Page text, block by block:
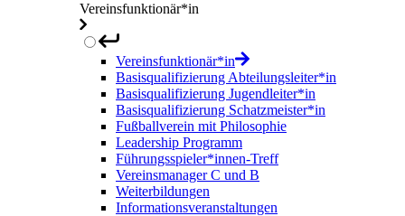
Vereinsfunktionär*in
Vereinsfunktionär*in
Basisqualifizierung Abteilungsleiter*in
Basisqualifizierung Jugendleiter*in
Basisqualifizierung Schatzmeister*in
Fußballverein mit Philosophie
Leadership Programm
Führungsspieler*innen-Treff
Vereinsmanager C und B
Weiterbildungen
Informationsveranstaltungen